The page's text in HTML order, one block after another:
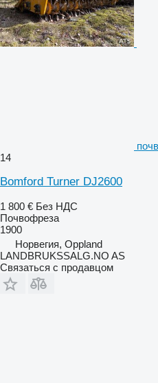
14
Bomford Turner DJ2600
1 800 € Без НДС
Почвофреза
1900
Норвегия, Oppland
LANDBRUKSSALG.NO AS
Связаться с продавцом